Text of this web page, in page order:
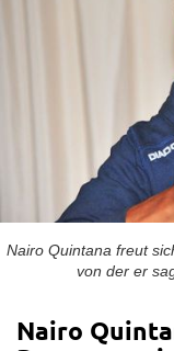
Nairo Quintana freut
von der er
Nairo